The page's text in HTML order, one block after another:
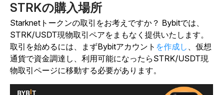
STRKの購入場所
Starknetトークンの取引をお考えですか？ Bybitでは、
STRK/USDT現物取引ペアをまもなく提供いたします。
取引を始めるには、まずBybitアカウント を作成し 、仮想
通貨で資金調達し、利用可能になったらSTRK/USDT現
物取引ページに移動する必要があります。